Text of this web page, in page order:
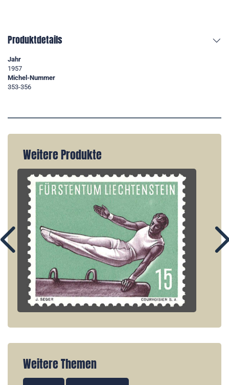
Produktdetails
Jahr
1957
Michel-Nummer
353-356
Weitere Produkte
Weitere Themen